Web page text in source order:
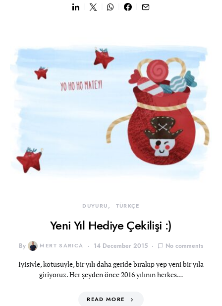
DUYURU TÜRKÇE
Yeni Yıl Hediye Çekilişi :)
By MERT SARICA 14 December 2015 No comments
İyisiyle, kötüsüyle, bir yılı daha geride bırakıp yep yeni bir yıla
giriyoruz. Her şeyden önce 2016 yılının herkes…
READ MORE